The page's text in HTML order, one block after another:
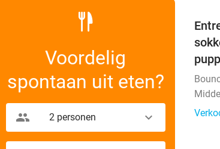
Voordelig
spontaan uit eten?
2 personen